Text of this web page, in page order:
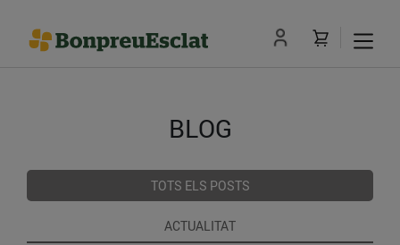
BLOG
TOTS ELS POSTS
ACTUALITAT